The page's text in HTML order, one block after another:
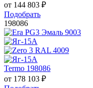
от 144 803 ₽
Подобрать
198086
Termo 198086
от 178 103 ₽